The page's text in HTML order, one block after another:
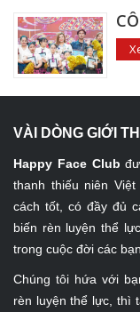
VÀI DÒNG GIỚI
Happy Face Club
thanh thiếu niên
cách tốt, có đầy đủ
biến rèn luyện thể
trong cuộc đời các
Chúng tôi hứa với
rèn luyện thể lực, thì